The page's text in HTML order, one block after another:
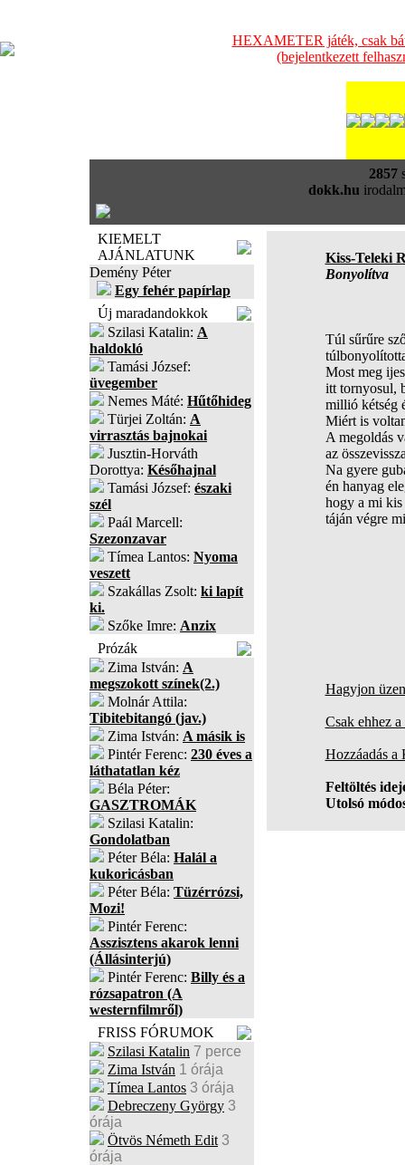
HEXAMETER játék, csak
(bejelentkezett
2857
dokk.hu
KIEMELT
AJÁNLATUNK
Demény Péter
Egy fehér papírlap
Új maradandokkok
Szilasi Katalin: A
haldokló
Tamási József:
üvegember
Nemes Máté: Hűtőhideg
Türjei Zoltán: A
virrasztás bajnokai
Jusztin-Horváth
Dorottya: Későhajnal
Tamási József: északi
szél
Paál Marcell:
Szezonzavar
Tímea Lantos: Nyoma
veszett
Szakállas Zsolt: ki lapít
ki.
Szőke Imre: Anzix
Prózák
Zima István: A
megszokott színek(2.)
Molnár Attila:
Tibitebitangó (jav.)
Zima István: A másik is
Pintér Ferenc: 230 éves a
láthatatlan kéz
Béla Péter:
GASZTROMÁK
Szilasi Katalin:
Gondolatban
Péter Béla: Halál a
kukoricásban
Péter Béla: Tüzérrózsi,
Mozi!
Pintér Ferenc:
Asszisztens akarok lenni
(Állásinterjú)
Pintér Ferenc: Billy és a
rózsapatron (A
westernfilmről)
FRISS FÓRUMOK
Szilasi Katalin 7 perce
Zima István 1 órája
Tímea Lantos 3 órája
Debreczeny György 3
órája
Ötvös Németh Edit 3
órája
Kiss-Teleki
Bonyolítva
Túl sűrűre
Most meg
itt tornyosul,
millió kétség
Miért is
A megoldás
az
Na gyere
én hanyag
hogy a mi
táján végre
Hagyjon
Csak ehhez
Hozzáadás
Feltöltés
Utolsó